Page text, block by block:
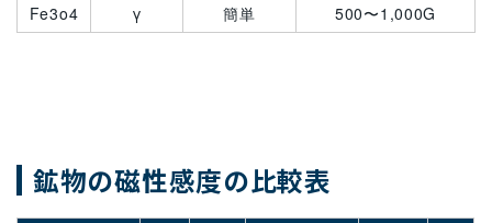
Fe3o4
γ 簡単 500〜1,000G
鉱物の磁性感度の比較表